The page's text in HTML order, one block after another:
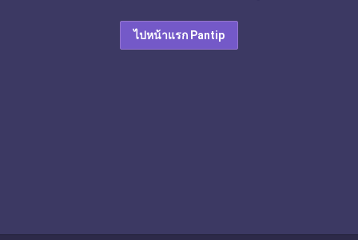
ไปหน้าแรก Pantip